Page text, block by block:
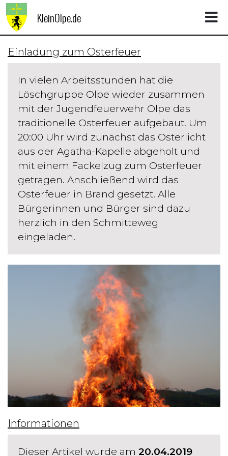
KleinOlpe.de
Einladung zum Osterfeuer
In vielen Arbeitsstunden hat die
Löschgruppe Olpe wieder zusammen
mit der Jugendfeuerwehr Olpe das
traditionelle Osterfeuer aufgebaut. Um
20:00 Uhr wird zunächst das Osterlicht
aus der Agatha-Kapelle abgeholt und
mit einem Fackelzug zum Osterfeuer
getragen. Anschließend wird das
Osterfeuer in Brand gesetzt. Alle
Bürgerinnen und Bürger sind dazu
herzlich in den Schmitteweg
eingeladen.
Informationen
Dieser Artikel wurde am 20.04.2019